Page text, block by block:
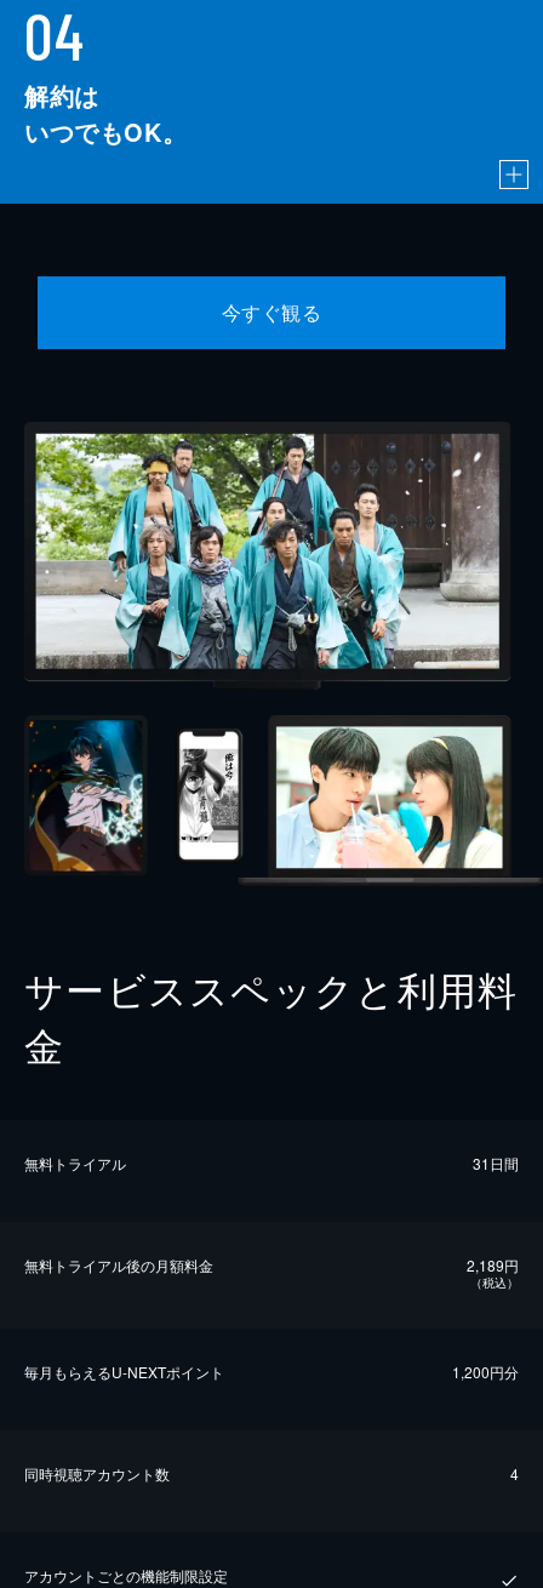
04
解約は
いつでもOK。
今すぐ観る
サービススペックと利用料
金
無料トライアル 31日間
無料トライアル後の⽉額料金 2,189円
（税込）
毎⽉もらえるU-NEXTポイント 1,200円分
同時視聴アカウント数 4
アカウントごとの機能制限設定